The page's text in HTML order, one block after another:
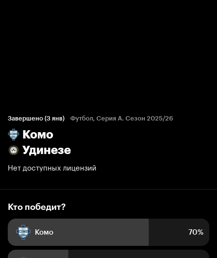
Завершено (3 янв) Футбол, Серия А. Сезон 2025/26
Комо
Удинезе
Нет доступных лицензий
70%
Кто победит?
Комо 70%